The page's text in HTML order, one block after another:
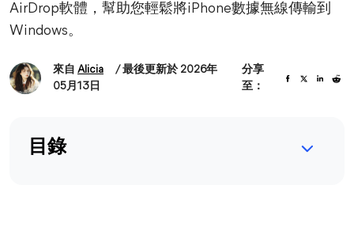
AirDrop軟體，幫助您輕鬆將iPhone數據無線傳輸到
Windows。
來自 Alicia
/ 最後更新於 2026年
05月13日
分享
至：
目錄